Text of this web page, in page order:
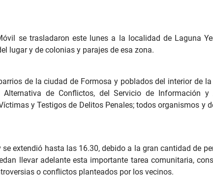
se trasladaron este lunes a la localidad de Laguna
lugar y de colonias y parajes de esa zona.
de la ciudad de Formosa y poblados del interior de
de Conflictos, del Servicio de Información
y Testigos de Delitos Penales; todos organismos y
extendió hasta las 16.30, debido a la gran cantidad de
llevar adelante esta importante tarea comunitaria,
o conflictos planteados por los vecinos.